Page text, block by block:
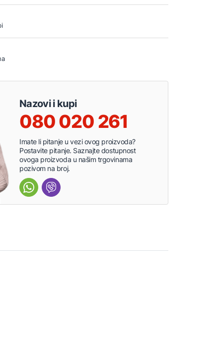
Nazovi i kupi
080 020 261
Imate li pitanje u vezi ovog proizvoda?
Postavite pitanje. Saznajte dostupnost
ovoga proizvoda u našim trgovinama
pozivom na broj.